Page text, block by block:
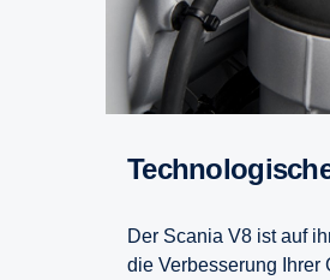
Der Scania V8 ist auf
die Verbesserung Ihrer